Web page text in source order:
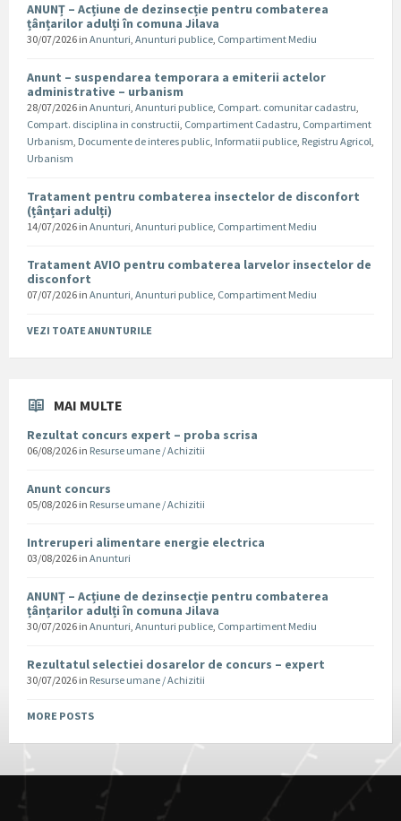
ANUNȚ – Acțiune de dezinsecție pentru combaterea
țânțarilor adulți în comuna Jilava
30/07/2026 in Anunturi, Anunturi publice, Compartiment Mediu
Anunt – suspendarea temporara a emiterii actelor
administrative – urbanism
28/07/2026 in Anunturi, Anunturi publice, Compart. comunitar cadastru,
Compart. disciplina in constructii, Compartiment Cadastru, Compartiment
Urbanism, Documente de interes public, Informatii publice, Registru Agricol,
Urbanism
Tratament pentru combaterea insectelor de disconfort
(țânțari adulți)
14/07/2026 in Anunturi, Anunturi publice, Compartiment Mediu
Tratament AVIO pentru combaterea larvelor insectelor de
disconfort
07/07/2026 in Anunturi, Anunturi publice, Compartiment Mediu
VEZI TOATE ANUNTURILE
MAI MULTE
Rezultat concurs expert – proba scrisa
06/08/2026 in Resurse umane / Achizitii
Anunt concurs
05/08/2026 in Resurse umane / Achizitii
Intreruperi alimentare energie electrica
03/08/2026 in Anunturi
ANUNȚ – Acțiune de dezinsecție pentru combaterea
țânțarilor adulți în comuna Jilava
30/07/2026 in Anunturi, Anunturi publice, Compartiment Mediu
Rezultatul selectiei dosarelor de concurs – expert
30/07/2026 in Resurse umane / Achizitii
MORE POSTS